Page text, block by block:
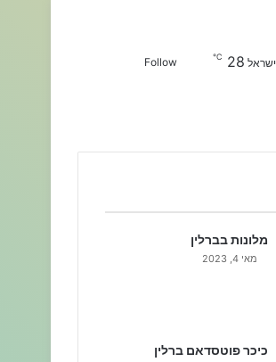
ישראל 28
℃
Follow
מלונות בברלין
מאי 4, 2023
כיכר פוטסדאם ברלין